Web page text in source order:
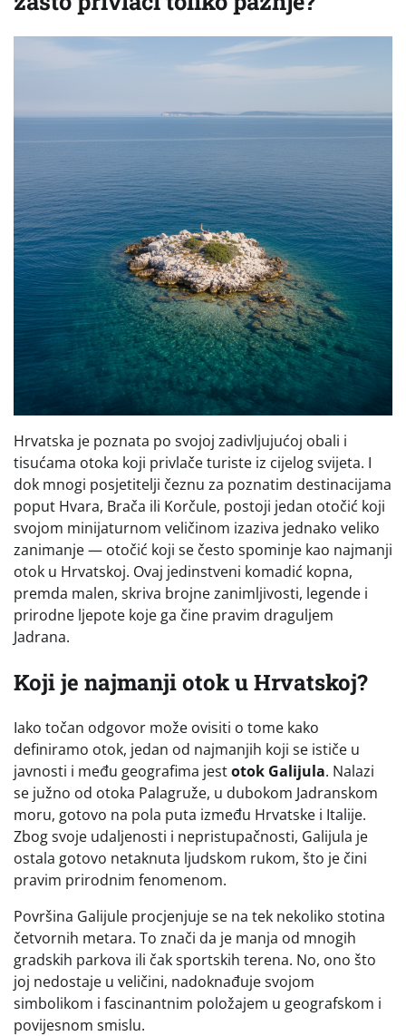
Hrvatska je poznata po svojoj zadivljujućoj obali i
tisućama otoka koji privlače turiste iz cijelog svijeta. I
dok mnogi posjetitelji čeznu za poznatim destinacijama
poput Hvara, Brača ili Korčule, postoji jedan otočić koji
svojom minijaturnom veličinom izaziva jednako veliko
zanimanje — otočić koji se često spominje kao najmanji
otok u Hrvatskoj. Ovaj jedinstveni komadić kopna,
premda malen, skriva brojne zanimljivosti, legende i
prirodne ljepote koje ga čine pravim draguljem
Jadrana.
Koji je najmanji otok u Hrvatskoj?
Iako točan odgovor može ovisiti o tome kako
definiramo otok, jedan od najmanjih koji se ističe u
javnosti i među geografima jestotok Galijula. Nalazi
se južno od otoka Palagruže, u dubokom Jadranskom
moru, gotovo na pola puta između Hrvatske i Italije.
Zbog svoje udaljenosti i nepristupačnosti, Galijula je
ostala gotovo netaknuta ljudskom rukom, što je čini
pravim prirodnim fenomenom.
Površina Galijule procjenjuje se na tek nekoliko stotina
četvornih metara. To znači da je manja od mnogih
gradskih parkova ili čak sportskih terena. No, ono što
joj nedostaje u veličini, nadoknađuje svojom
simbolikom i fascinantnim položajem u geografskom i
povijesnom smislu.